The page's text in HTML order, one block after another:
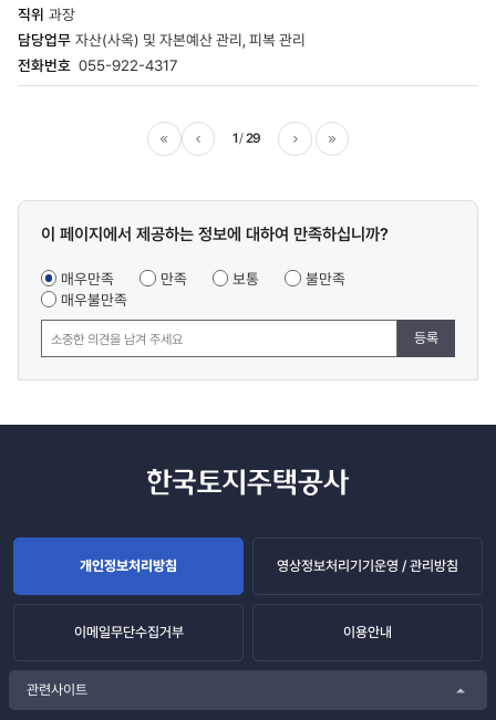
과장
자산(사옥) 및 자본예산 관리, 피복 관리
055-922-4317
1 29
콘텐츠
조사
이 페이지에서 제공하는 정보에 대하여 만족하십니까?
매우만족 만족 보통
불만족
매우불만족
등록
개인정보처리방침 영상정보처리기기운영 / 관리방침
이메일무단수집거부 이용안내
관련사이트